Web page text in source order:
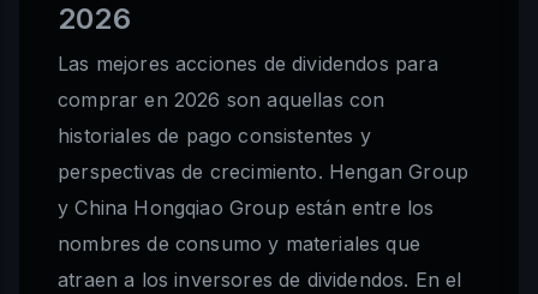
2026
Las mejores acciones de dividendos para
comprar en 2026 son aquellas con
historiales de pago consistentes y
perspectivas de crecimiento. Hengan Group
y China Hongqiao Group están entre los
nombres de consumo y materiales que
atraen a los inversores de dividendos. En el